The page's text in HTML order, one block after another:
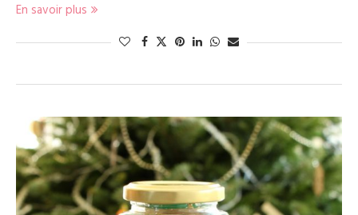
En savoir plus